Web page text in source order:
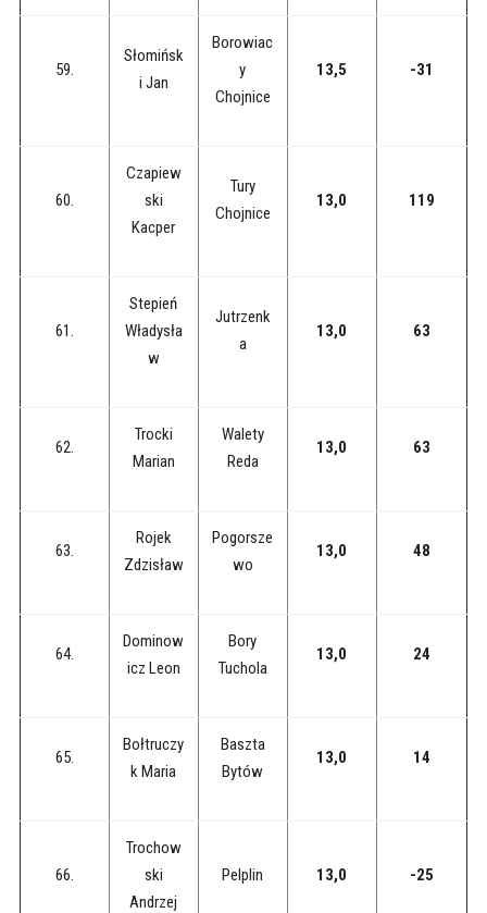
59.
Słomińsk
i Jan
Borowiac
y
Chojnice
13,5 -31
60.
Czapiew
ski
Kacper
Tury
Chojnice
13,0 119
61.
Stepień
Władysła
w
Jutrzenk
a
13,0 63
62.
Trocki
Marian
Walety
Reda
13,0 63
63.
Rojek
Zdzisław
Pogorsze
wo
13,0 48
64.
Dominow
icz Leon
Bory
Tuchola
13,0 24
65.
Bołtruczy
k Maria
Baszta
Bytów
13,0 14
66.
Trochow
ski
Andrzej
Pelplin 13,0 -25